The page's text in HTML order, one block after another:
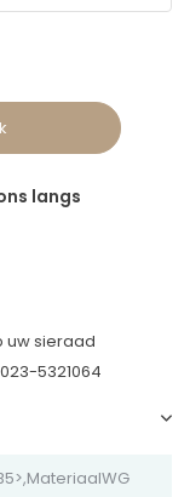
langs
uw sieraad
5321064